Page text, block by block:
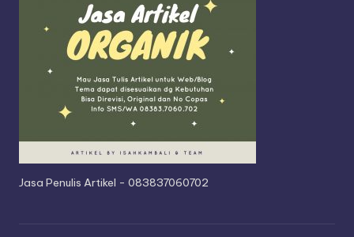
Jasa Penulis Artikel - 083837060702